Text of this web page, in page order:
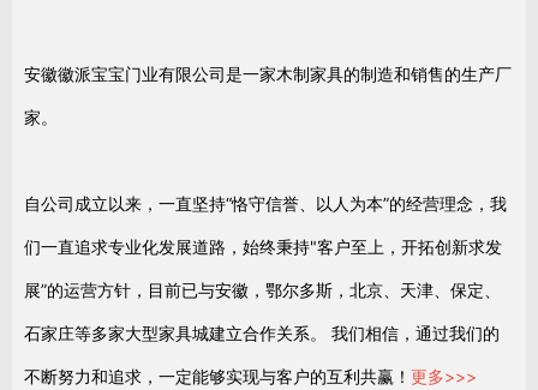
安徽徽派宝宝门业有限公司是一家木制家具的制造和销售的生产厂
家。
自公司成立以来，一直坚持“恪守信誉、以人为本”的经营理念，我
们一直追求专业化发展道路，始终秉持"客户至上，开拓创新求发
展”的运营方针，目前已与安徽，鄂尔多斯，北京、天津、保定、
石家庄等多家大型家具城建立合作关系。 我们相信，通过我们的
不断努力和追求，一定能够实现与客户的互利共赢！ 更多>>>